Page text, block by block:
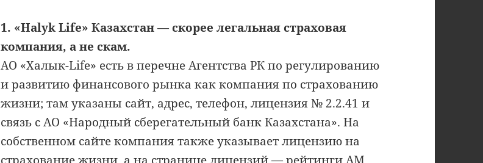
1. «Halyk Life» Казахстан — скорее легальная страховая
компания, а не скам.
АО «Халык-Life» есть в перечне Агентства РК по регулированию
и развитию финансового рынка как компания по страхованию
жизни; там указаны сайт, адрес, телефон, лицензия № 2.2.41 и
связь с АО «Народный сберегательный банк Казахстана». На
собственном сайте компания также указывает лицензию на